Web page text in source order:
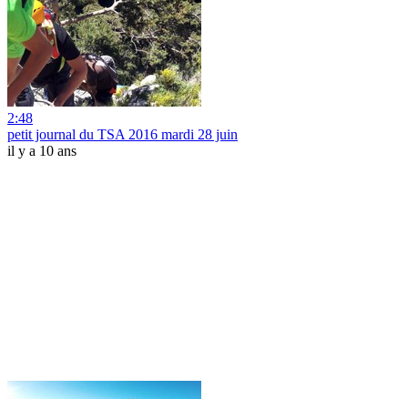
2:48
petit journal du TSA 2016 mardi 28 juin
il y a 10 ans